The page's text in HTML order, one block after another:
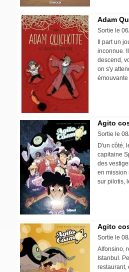
Adam
Sortie le
Il part un
inconnue.
descend,
on s'y
Agito
Sortie le
D'un côté,
capitaine
des
en mission
sur pilotis,
Agito
Sortie le
Alfonsino,
Istanbul.
restaurant,